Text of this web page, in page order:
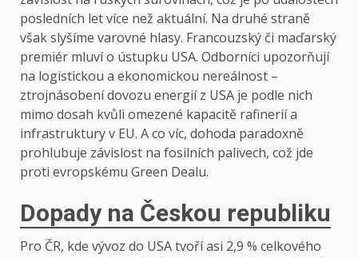
posledních let více než aktuální. Na druhé straně
však slyšíme varovné hlasy. Francouzský či maďarský
premiér mluví o ústupku USA. Odborníci upozorňují
na logistickou a ekonomickou nereálnost –
ztrojnásobení dovozu energií z USA je podle nich
mimo dosah kvůli omezené kapacitě rafinerií a
infrastruktury v EU. A co víc, dohoda paradoxně
prohlubuje závislost na fosilních palivech, což jde
proti evropskému Green Dealu.
Dopady na Českou republiku
Pro ČR, kde vývoz do USA tvoří asi 2,9 % celkového